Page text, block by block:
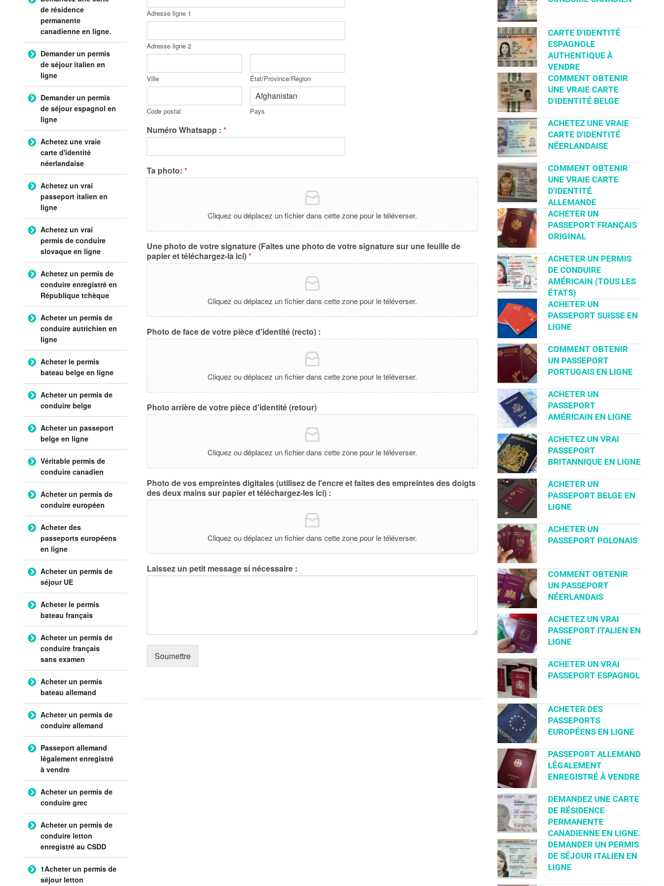
Adresse ligne 1
Adresse ligne 2
Ville État/Province/Région
Code postal Pays
Numéro Whatsapp : *
Ta photo: *
Cliquez ou déplacez un fichier dans cette zone pour le téléverser.
Une photo de votre signature (Faites une photo de votre signature sur une feuille de
papier et téléchargez-la ici)*
Cliquez ou déplacez un fichier dans cette zone pour le téléverser.
Photo de face de votre pièce d'identité (recto) :
Cliquez ou déplacez un fichier dans cette zone pour le téléverser.
Photo arrière de votre pièce d'identité (retour)
Cliquez ou déplacez un fichier dans cette zone pour le téléverser.
Photo de vos empreintes digitales (utilisez de l'encre et faites des empreintes des doigts
des deux mains sur papier et téléchargez-les ici) :
Cliquez ou déplacez un fichier dans cette zone pour le téléverser.
Laissez un petit message si nécessaire :
Soumettre
de résidence
permanente
canadienne en ligne.
Demander un permis
de séjour italien en
ligne
Demander un permis
de séjour espagnol en
ligne
Achetez une vraie
carte d'identité
néerlandaise
Achetez un vrai
passeport italien en
ligne
Achetez un vrai
permis de conduire
slovaque en ligne
Achetez un permis de
conduire enregistré en
République tchèque
Acheter un permis de
conduire autrichien en
ligne
Acheter le permis
bateau belge en ligne
Acheter un permis de
conduire belge
Acheter un passeport
belge en ligne
Véritable permis de
conduire canadien
Acheter un permis de
conduire européen
Acheter des
passeports européens
en ligne
Acheter un permis de
séjour UE
Acheter le permis
bateau français
Acheter un permis de
conduire français
sans examen
Acheter un permis
bateau allemand
Acheter un permis de
conduire allemand
Passeport allemand
légalement enregistré
à vendre
Acheter un permis de
conduire grec
Acheter un permis de
conduire letton
enregistré au CSDD
1Acheter un permis de
séjour letton
CARTE D'IDENTITÉ
ESPAGNOLE
AUTHENTIQUE À
VENDRE
COMMENT OBTENIR
UNE VRAIE CARTE
D'IDENTITÉ BELGE
ACHETEZ UNE VRAIE
CARTE D'IDENTITÉ
NÉERLANDAISE
COMMENT OBTENIR
UNE VRAIE CARTE
D'IDENTITÉ
ALLEMANDE
ACHETER UN
PASSEPORT FRANÇAIS
ORIGINAL
ACHETER UN PERMIS
DE CONDUIRE
AMÉRICAIN (TOUS LES
ÉTATS)
ACHETER UN
PASSEPORT SUISSE EN
LIGNE
COMMENT OBTENIR
UN PASSEPORT
PORTUGAIS EN LIGNE
ACHETER UN
PASSEPORT
AMÉRICAIN EN LIGNE
ACHETEZ UN VRAI
PASSEPORT
BRITANNIQUE EN LIGNE
ACHETER UN
PASSEPORT BELGE EN
LIGNE
ACHETER UN
PASSEPORT POLONAIS
COMMENT OBTENIR
UN PASSEPORT
NÉERLANDAIS
ACHETEZ UN VRAI
PASSEPORT ITALIEN EN
LIGNE
ACHETER UN VRAI
PASSEPORT ESPAGNOL
ACHETER DES
PASSEPORTS
EUROPÉENS EN LIGNE
PASSEPORT ALLEMAND
LÉGALEMENT
ENREGISTRÉ À VENDRE
DEMANDEZ UNE CARTE
DE RÉSIDENCE
PERMANENTE
CANADIENNE EN LIGNE.
DEMANDER UN PERMIS
DE SÉJOUR ITALIEN EN
LIGNE